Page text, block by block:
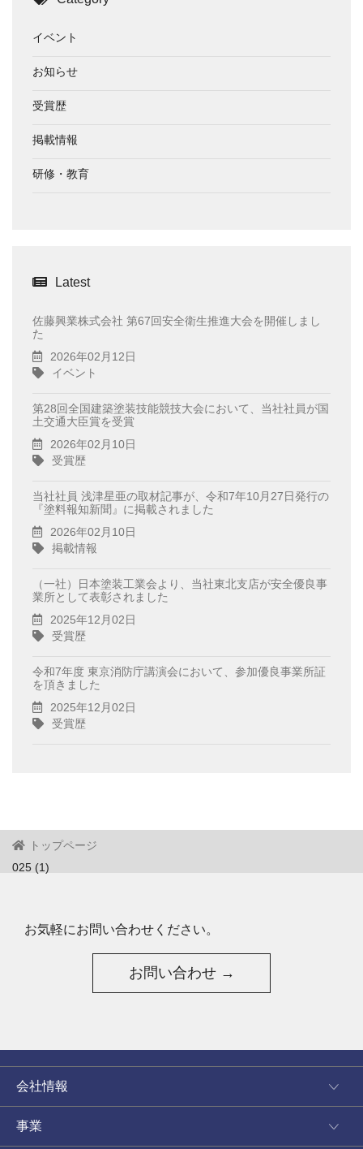
イベント
お知らせ
受賞歴
掲載情報
研修・教育
Latest
佐藤興業株式会社 第67回安全衛生推進大会を開催しまし
た
2026年02月12日
イベント
第28回全国建築塗装技能競技大会において、当社社員が国
土交通大臣賞を受賞
2026年02月10日
受賞歴
当社社員 浅津星亜の取材記事が、令和7年10月27日発行の
『塗料報知新聞』に掲載されました
2026年02月10日
掲載情報
（一社）日本塗装工業会より、当社東北支店が安全優良事
業所として表彰されました
2025年12月02日
受賞歴
令和7年度 東京消防庁講演会において、参加優良事業所証
を頂きました
2025年12月02日
受賞歴
トップページ
025 (1)
お気軽にお問い合わせください。
お問い合わせ →
会社情報
事業